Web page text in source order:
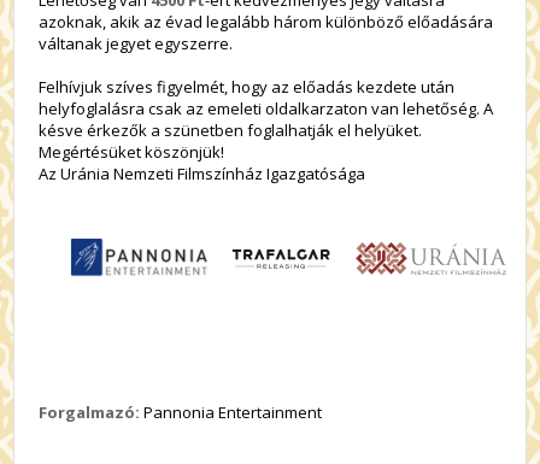
azoknak, akik az évad legalább három különböző előadására
váltanak jegyet egyszerre.
Felhívjuk szíves figyelmét, hogy az előadás kezdete után
helyfoglalásra csak az emeleti oldalkarzaton van lehetőség. A
késve érkezők a szünetben foglalhatják el helyüket.
Megértésüket köszönjük!
Az Uránia Nemzeti Filmszínház Igazgatósága
Forgalmazó: Pannonia Entertainment